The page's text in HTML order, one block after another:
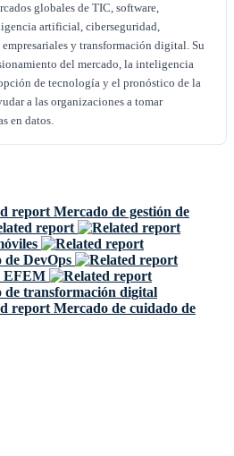
globales de TIC, software,
artificial, ciberseguridad,
y transformación digital. Su
del mercado, la inteligencia
de tecnología y el pronóstico de la
a las organizaciones a tomar
en datos.
Mercado de gestión de
de DevOps
EFEM
de transformación digital
Mercado de cuidado de